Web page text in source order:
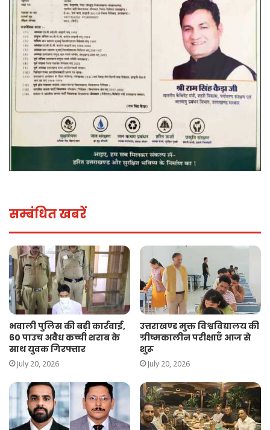
सम्बंधित खबरें
भवाली पुलिस की बड़ी कार्रवाई,
60 पाउच अवैध कच्ची शराब के
साथ युवक गिरफ्तार
July 20, 2026
उत्तराखण्ड मुक्त विश्वविद्यालय की
ग्रीष्मकालीन परीक्षाएँ आज से
शुरू
July 20, 2026